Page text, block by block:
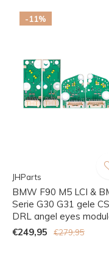
-11%
JHParts
BMW F90 M5 LCI &
Serie G30 G31 gele
DRL angel eyes
€249,95
€279,95